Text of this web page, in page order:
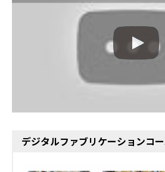
デジタルファブリケーションコ